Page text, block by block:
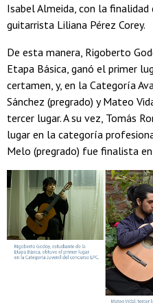
Isabel Almeida, con la
guitarrista Liliana Pérez Corey.
De esta manera, Rigoberto
Etapa Básica, ganó el primer
certamen, y, en la Categoría
Sánchez (pregrado) y Mateo
tercer lugar. A su vez, Tomás
lugar en la categoría
Melo (pregrado) fue finalista